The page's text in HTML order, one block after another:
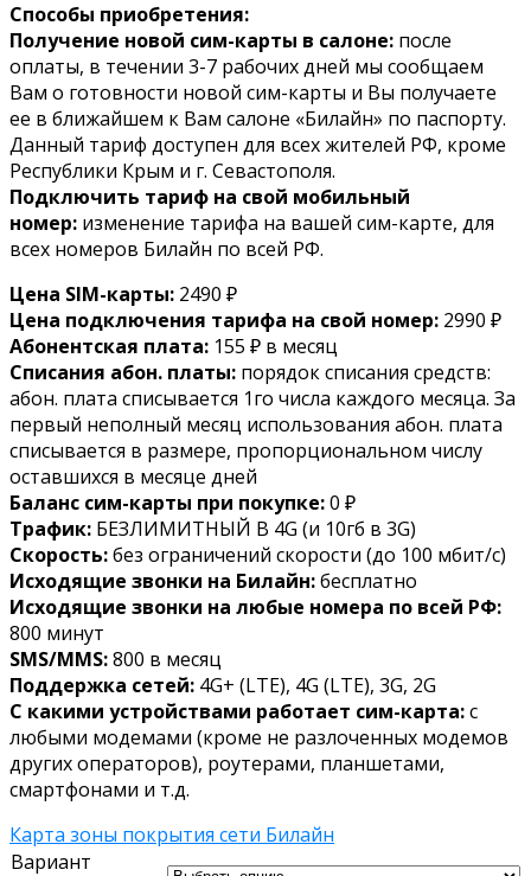
Способы приобретения:
Получение новой сим-карты в салоне: после
оплаты, в течении 3-7 рабочих дней мы сообщаем
Вам о готовности новой сим-карты и Вы получаете
ее в ближайшем к Вам салоне «Билайн» по паспорту.
Данный тариф доступен для всех жителей РФ, кроме
Республики Крым и г. Севастополя.
Подключить тариф на свой мобильный
номер: изменение тарифа на вашей сим-карте, для
всех номеров Билайн по всей РФ.
Цена SIM-карты: 2490 ₽
Цена подключения тарифа на свой номер: 2990 ₽
Абонентская плата: 155 ₽ в месяц
Списания абон. платы: порядок списания средств:
абон. плата списывается 1го числа каждого месяца. За
первый неполный месяц использования абон. плата
списывается в размере, пропорциональном числу
оставшихся в месяце дней
Баланс сим-карты при покупке:0 ₽
Трафик: БЕЗЛИМИТНЫЙ В 4G (и 10гб в 3G)
Скорость:без ограничений скорости (до 100 мбит/с)
Исходящие звонки на Билайн:бесплатно
Исходящие звонки на любые номера по всей РФ:
800 минут
SMS/MMS:800 в месяц
Поддержка сетей: 4G+ (LTE), 4G (LTE), 3G, 2G
С какими устройствами работает сим-карта:с
любыми модемами (кроме не разлоченных модемов
других операторов), роутерами, планшетами,
смартфонами и т.д.
Карта зоны покрытия сети Билайн
Вариант